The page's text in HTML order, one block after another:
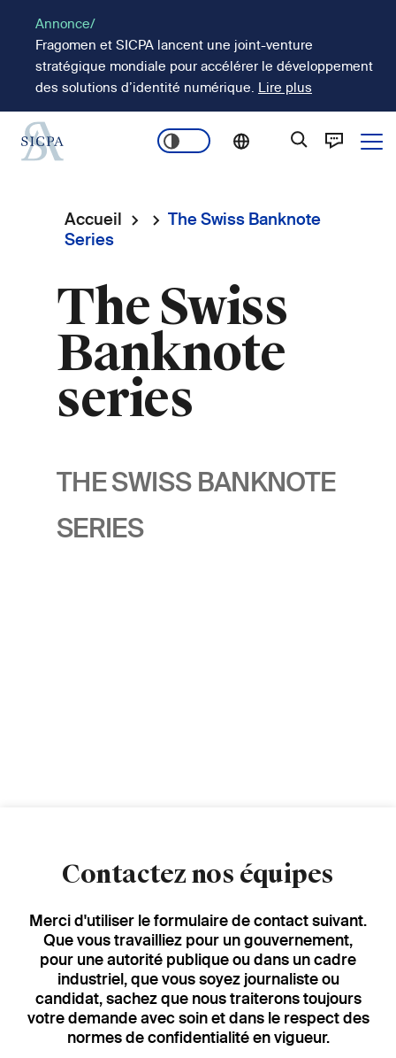
contenu
principal
Annonce/
Fragomen et SICPA lancent une joint-venture
stratégique mondiale pour accélérer le développement
des solutions d’identité numérique. Lire plus
Main
navigation
Fil
d'Ariane
Accueil
The Swiss Banknote
Series
The Swiss
Banknote
series
THE SWISS BANKNOTE
SERIES
Contactez nos équipes
Merci d'utiliser le formulaire de contact suivant.
Que vous travailliez pour un gouvernement,
pour une autorité publique ou dans un cadre
industriel, que vous soyez journaliste ou
candidat, sachez que nous traiterons toujours
votre demande avec soin et dans le respect des
normes de confidentialité en vigueur.